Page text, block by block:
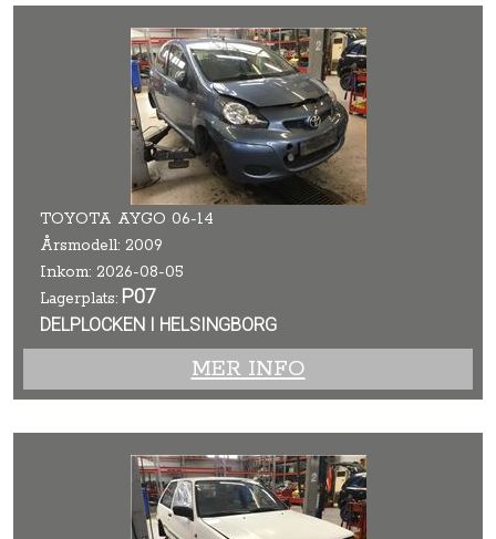
TOYOTA AYGO 06-14
Årsmodell: 2009
Inkom: 2026-08-05
Lagerplats: P07
DELPLOCKEN I HELSINGBORG
MER INFO